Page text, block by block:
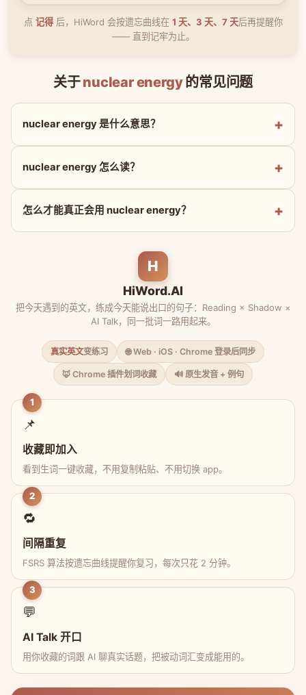
点 记得后，HiWord 会按遗忘曲线在 1 天、3 天、7 天后再提醒你
—— 直到记牢为止。
关于nuclear energy的常见问题
nuclear energy 是什么意思？
nuclear energy 怎么读？
怎么才能真正会用 nuclear energy？
H
HiWord.AI
把今天遇到的英文，练成今天能说出口的句子：Reading × Shadow ×
AI Talk，同一批词一路用起来。
真实英文变练习 🌐 Web · iOS · Chrome 登录后同步
🦊 Chrome 插件划词收藏 🔊 原生发音 + 例句
1
📌
收藏即加入
看到生词一键收藏，不用复制粘贴、不用切换 app。
2
🔁
间隔重复
FSRS 算法按遗忘曲线提醒你复习，每次只花 2 分钟。
3
💬
AI Talk 开口
用你收藏的词跟 AI 聊真实话题，把被动词汇变成能用的。